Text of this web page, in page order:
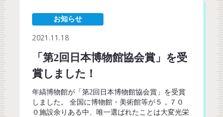
お知らせ
2021.11.18
「第2回日本博物館協会賞」を受
賞しました！
年縞博物館が「第2回日本博物館協会賞」を受賞
しました。 全国に博物館・美術館等が５，７０
０施設余りある中、唯一選ばれたことは大変光栄